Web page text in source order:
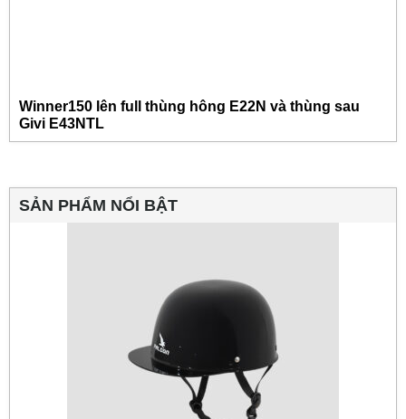
Winner150 lên full thùng hông E22N và thùng sau
Givi E43NTL
SẢN PHẨM NỔI BẬT